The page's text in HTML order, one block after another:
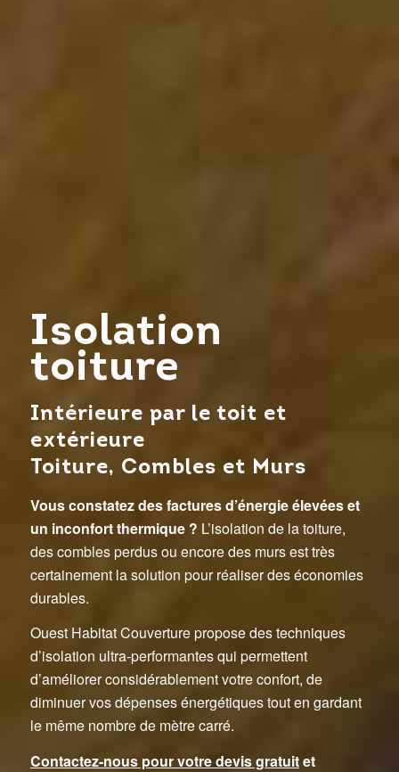
Isolation
toiture
Intérieure par le toit et
extérieure
Toiture, Combles et Murs
Vous constatez des factures d’énergie élevées et
un inconfort thermique ? L’isolation de la toiture,
des combles perdus ou encore des murs est très
certainement la solution pour réaliser des économies
durables.
Ouest Habitat Couverture propose des techniques
d’isolation ultra-performantes qui permettent
d’améliorer considérablement votre confort, de
diminuer vos dépenses énergétiques tout en gardant
le même nombre de mètre carré.
Contactez-nous pour votre devis gratuitet